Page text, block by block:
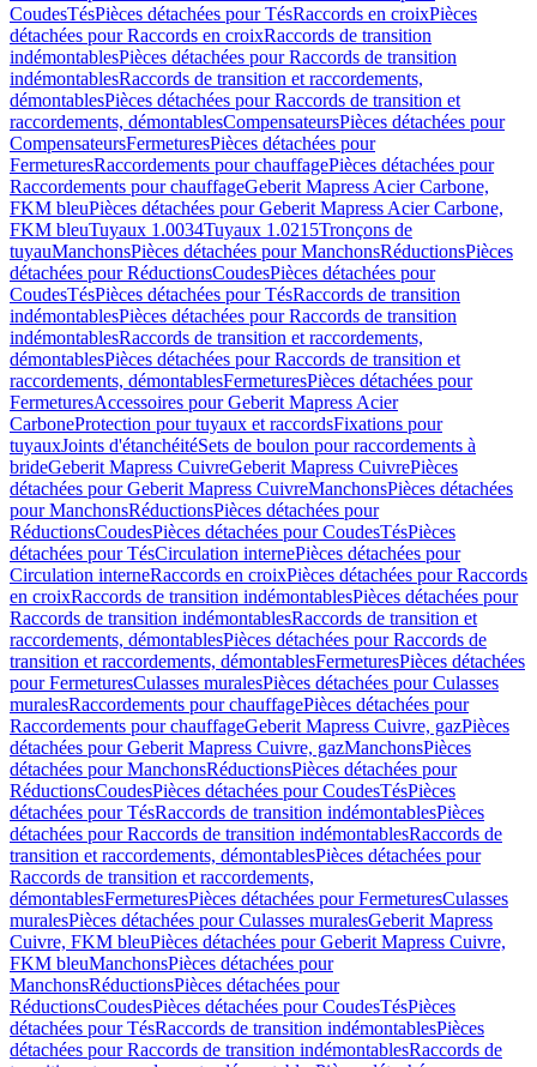
CoudesTésPièces détachées pour TésRaccords en croixPièces
détachées pour Raccords en croixRaccords de transition
indémontablesPièces détachées pour Raccords de transition
indémontablesRaccords de transition et raccordements,
démontablesPièces détachées pour Raccords de transition et
raccordements, démontablesCompensateursPièces détachées pour
CompensateursFermeturesPièces détachées pour
FermeturesRaccordements pour chauffagePièces détachées pour
Raccordements pour chauffageGeberit Mapress Acier Carbone,
FKM bleuPièces détachées pour Geberit Mapress Acier Carbone,
FKM bleuTuyaux 1.0034Tuyaux 1.0215Tronçons de
tuyauManchonsPièces détachées pour ManchonsRéductionsPièces
détachées pour RéductionsCoudesPièces détachées pour
CoudesTésPièces détachées pour TésRaccords de transition
indémontablesPièces détachées pour Raccords de transition
indémontablesRaccords de transition et raccordements,
démontablesPièces détachées pour Raccords de transition et
raccordements, démontablesFermeturesPièces détachées pour
FermeturesAccessoires pour Geberit Mapress Acier
CarboneProtection pour tuyaux et raccordsFixations pour
tuyauxJoints d'étanchéitéSets de boulon pour raccordements à
brideGeberit Mapress CuivreGeberit Mapress CuivrePièces
détachées pour Geberit Mapress CuivreManchonsPièces détachées
pour ManchonsRéductionsPièces détachées pour
RéductionsCoudesPièces détachées pour CoudesTésPièces
détachées pour TésCirculation internePièces détachées pour
Circulation interneRaccords en croixPièces détachées pour Raccords
en croixRaccords de transition indémontablesPièces détachées pour
Raccords de transition indémontablesRaccords de transition et
raccordements, démontablesPièces détachées pour Raccords de
transition et raccordements, démontablesFermeturesPièces détachées
pour FermeturesCulasses muralesPièces détachées pour Culasses
muralesRaccordements pour chauffagePièces détachées pour
Raccordements pour chauffageGeberit Mapress Cuivre, gazPièces
détachées pour Geberit Mapress Cuivre, gazManchonsPièces
détachées pour ManchonsRéductionsPièces détachées pour
RéductionsCoudesPièces détachées pour CoudesTésPièces
détachées pour TésRaccords de transition indémontablesPièces
détachées pour Raccords de transition indémontablesRaccords de
transition et raccordements, démontablesPièces détachées pour
Raccords de transition et raccordements,
démontablesFermeturesPièces détachées pour FermeturesCulasses
muralesPièces détachées pour Culasses muralesGeberit Mapress
Cuivre, FKM bleuPièces détachées pour Geberit Mapress Cuivre,
FKM bleuManchonsPièces détachées pour
ManchonsRéductionsPièces détachées pour
RéductionsCoudesPièces détachées pour CoudesTésPièces
détachées pour TésRaccords de transition indémontablesPièces
détachées pour Raccords de transition indémontablesRaccords de